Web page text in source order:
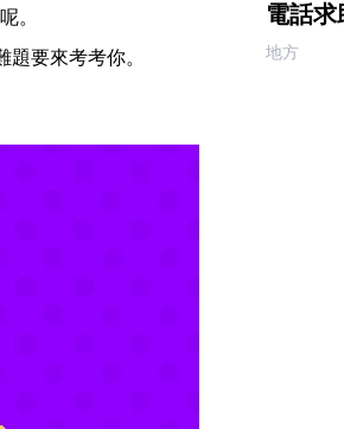
電話求
地方
。
要來考考你。